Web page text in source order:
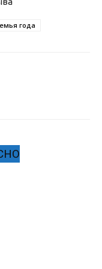
года